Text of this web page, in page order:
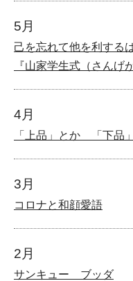
5月
己を忘れて他を利する
『山家学生式（さんげ
4月
「上品」とか 「下品
3月
コロナと和顔愛語
2月
サンキュー ブッダ